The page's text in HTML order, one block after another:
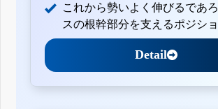
これから勢いよく伸びるであ
スの根幹部分を支えるポジショ
Detail